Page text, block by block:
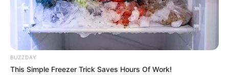
Rusiya İrəvanla Bakı arasında münasibətlərin
BUZZDAY
This Simple Freezer Trick Saves Hours Of Work!